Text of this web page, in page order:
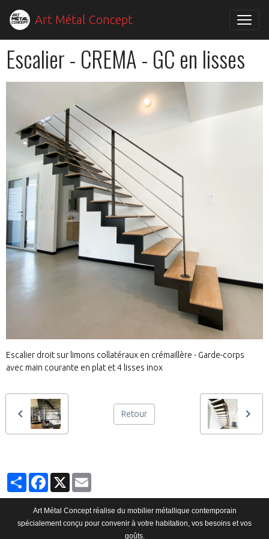
Art Métal Concept
Escalier - CREMA - GC en lisses
Escalier droit sur limons collatéraux en crémaillère - Garde-corps
avec main courante en plat et 4 lisses inox
Retour
PartagerFacebook
X
Art Métal Concept réalise du mobilier métallique contemporain
spécialement conçu pour convenir à votre habitation, vos besoins et vos
goûts.